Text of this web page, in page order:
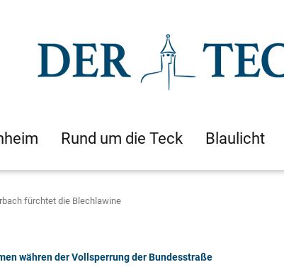
Rund um die Teck Blaulicht
fürchtet die Blechlawine
währen der Vollsperrung der Bundesstraße